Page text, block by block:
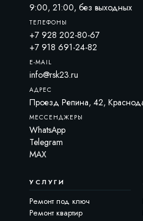
9:00, 21:00, без выходных
ТЕЛЕФОНЫ
+7 928 202-80-67
+7 918 691-24-82
E-MAIL
info@rsk23.ru
АДРЕС
Проезд Репина, 42,
МЕССЕНДЖЕРЫ
WhatsApp
Telegram
MAX
УСЛУГИ
Ремонт под ключ
Ремонт квартир
РСК23-ассистент
Чем я могу помочь?